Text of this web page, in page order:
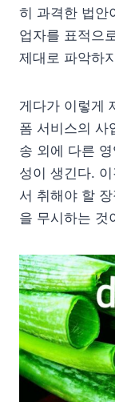
히 과격한 법안
업자를 표적으
제대로 파악하
게다가 이렇게
폼 서비스의 사
송 외에 다른
성이 생긴다.
서 취해야 할
을 무시하는 것